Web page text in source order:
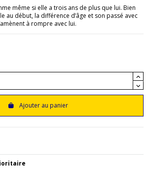
même si elle a trois ans de plus que lui. Bien
au début, la différence d’âge et son passé avec
à rompre avec lui.
Ajouter au panier